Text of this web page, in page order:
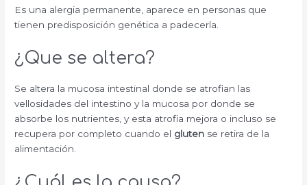
Es una alergia permanente, aparece en personas que
tienen predisposición genética a padecerla.
¿Que se altera?
Se altera la mucosa intestinal donde se atrofian las
vellosidades del intestino y la mucosa por donde se
absorbe los nutrientes, y esta atrofia mejora o incluso se
recupera por completo cuando el gluten se retira de la
alimentación.